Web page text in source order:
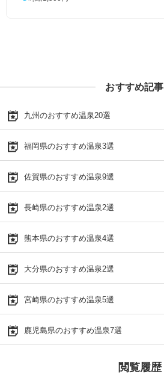
おすすめ記事
九州のおすすめ温泉20選
福岡県のおすすめ温泉3選
佐賀県のおすすめ温泉9選
長崎県のおすすめ温泉2選
熊本県のおすすめ温泉4選
大分県のおすすめ温泉2選
宮崎県のおすすめ温泉5選
鹿児島県のおすすめ温泉7選
閲覧履歴